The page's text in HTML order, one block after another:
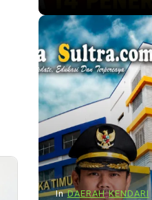
In DAERAH KENDARI